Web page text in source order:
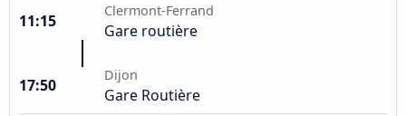
11:15
Clermont-Ferrand
Gare routière
17:50
Dijon
Gare Routière